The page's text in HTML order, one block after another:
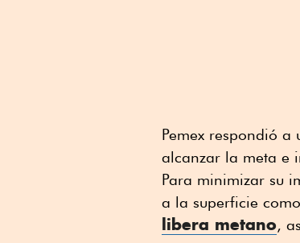
Pemex respondió a
alcanzar la meta e
Para minimizar su
a la superficie
libera metano,